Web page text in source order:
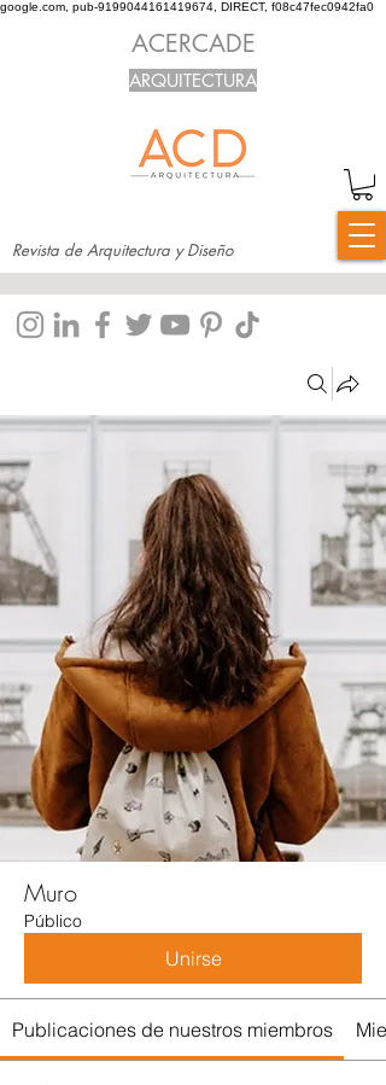
google.com, pub-9199044161419674, DIRECT, f08c47fec0942fa0
Revista de Arquitectura y Diseño
ACERCADE
ARQUITECTURA
Muro
Público
Unirse
Publicaciones de nuestros miembros